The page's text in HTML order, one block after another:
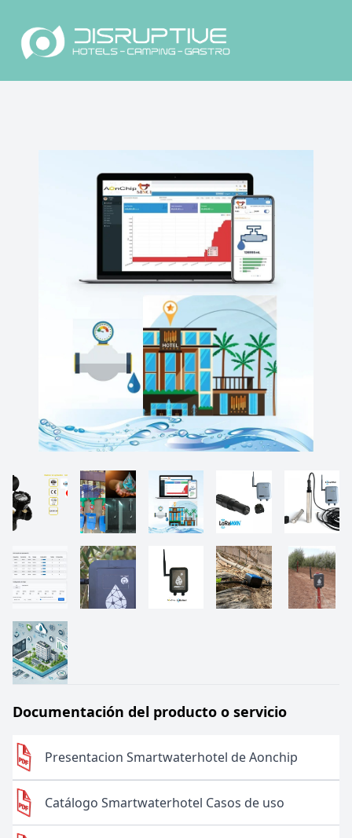
Documentación del producto o servicio
Presentacion Smartwaterhotel de Aonchip
Catálogo Smartwaterhotel Casos de uso